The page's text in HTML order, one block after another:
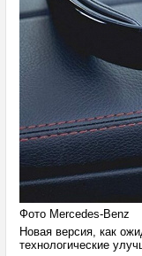
Фото Mercedes-Benz
Новая версия, как
технологические